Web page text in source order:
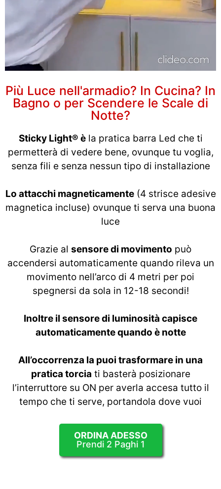
Più Luce nell'armadio? In Cucina? In
Bagno o per Scendere le Scale di
Notte?
Sticky Light® èla pratica barra Led che ti
permetterà di vedere bene, ovunque tu voglia,
senza fili e senza nessun tipo di installazione
Lo attacchi magneticamente(4 strisce adesive
magnetica incluse) ovunque ti serva una buona
luce
Grazie al sensore di movimento può
accendersi automaticamente quando rileva un
movimento nell’arco di 4 metri per poi
spegnersi da sola in 12-18 secondi!
Inoltre il sensore di luminosità capisce
automaticamente quando è notte
All’occorrenza la puoi trasformare in una
pratica torcia ti basterà posizionare
l’interruttore su ON per averla accesa tutto il
tempo che ti serve, portandola dove vuoi
ORDINA ADESSO
Prendi 2 Paghi 1